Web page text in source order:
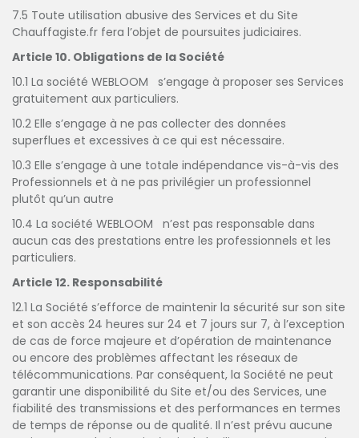
7.5 Toute utilisation abusive des Services et du Site
Chauffagiste.fr fera l’objet de poursuites judiciaires.
Article 10. Obligations de la Société
10.1 La société WEBLOOM s’engage à proposer ses Services
gratuitement aux particuliers.
10.2 Elle s’engage à ne pas collecter des données
superflues et excessives à ce qui est nécessaire.
10.3 Elle s’engage à une totale indépendance vis-à-vis des
Professionnels et à ne pas privilégier un professionnel
plutôt qu’un autre
10.4 La société WEBLOOM n’est pas responsable dans
aucun cas des prestations entre les professionnels et les
particuliers.
Article 12. Responsabilité
12.1 La Société s’efforce de maintenir la sécurité sur son site
et son accès 24 heures sur 24 et 7 jours sur 7, à l’exception
de cas de force majeure et d’opération de maintenance
ou encore des problèmes affectant les réseaux de
télécommunications. Par conséquent, la Société ne peut
garantir une disponibilité du Site et/ou des Services, une
fiabilité des transmissions et des performances en termes
de temps de réponse ou de qualité. Il n’est prévu aucune